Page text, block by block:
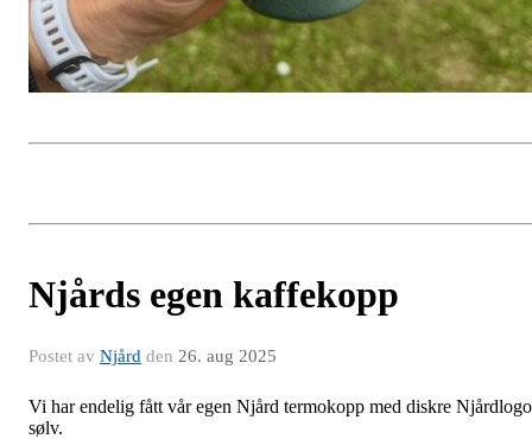
Njårds egen kaffekopp
Postet av Njård den 26. aug 2025
Vi har endelig fått vår egen Njård termokopp med diskre
sølv.